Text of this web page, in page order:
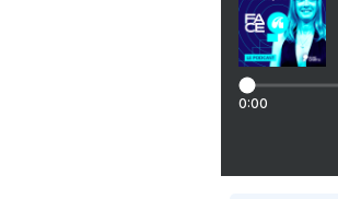
0:00